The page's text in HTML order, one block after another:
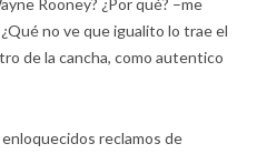
Rooney? ¿Por qué? –me
no ve que igualito lo trae el
de la cancha, como autentico
reclamos de